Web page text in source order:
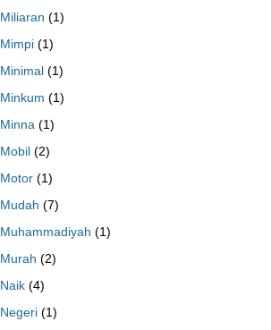
Miliaran (1)
Mimpi (1)
Minimal (1)
Minkum (1)
Minna (1)
Mobil (2)
Motor (1)
Mudah (7)
Muhammadiyah (1)
Murah (2)
Naik (4)
Negeri (1)